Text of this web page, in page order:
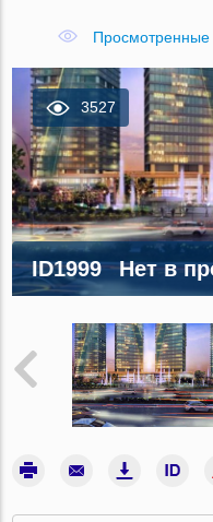
Просмотренные
3527
ID1999 Нет в